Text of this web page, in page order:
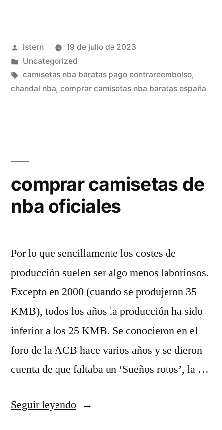
Publicado
por
istern
19 de julio de 2023
Publicado
en
Uncategorized
Etiquetas:
camisetas nba baratas pago contrareembolso,
chandal nba, comprar camisetas nba baratas españa
comprar camisetas de
nba oficiales
Por lo que sencillamente los costes de
producción suelen ser algo menos laboriosos.
Excepto en 2000 (cuando se produjeron 35
KMB), todos los años la producción ha sido
inferior a los 25 KMB. Se conocieron en el
foro de la ACB hace varios años y se dieron
cuenta de que faltaba un ‘Sueños rotos’, la …
Seguir leyendo«comprar